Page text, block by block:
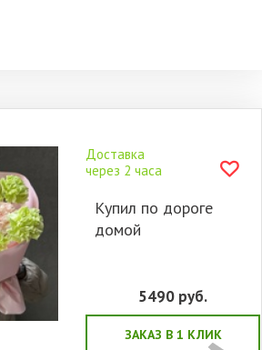
Доставка
через 2 часа
Купил по дороге
домой
5490 руб.
ЗАКАЗ В 1 КЛИК